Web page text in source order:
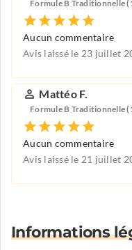
Formule B Traditionnelle
Aucun commentaire
Avis laissé le 23 juillet
Mattéo F.
Formule B Traditionnelle
Aucun commentaire
Avis laissé le 21 juillet
Informations